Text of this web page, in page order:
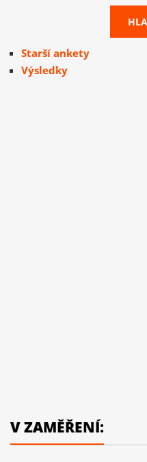
Starší ankety
Výsledky
V ZAMĚŘENÍ: